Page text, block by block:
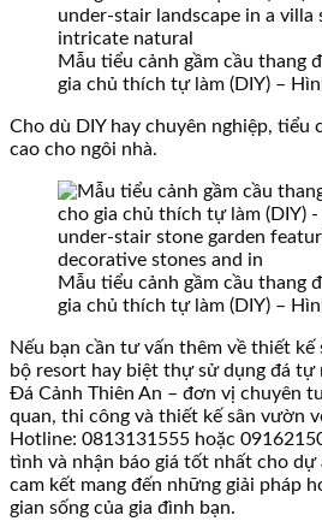
Mẫu tiểu cảnh gầm cầu thang
gia chủ thích tự làm (DIY) –
Cho dù DIY hay chuyên nghiệp, tiểu
cao cho ngôi nhà.
Mẫu tiểu cảnh gầm cầu thang
gia chủ thích tự làm (DIY) –
Nếu bạn cần tư vấn thêm về thiết kế
bộ resort hay biệt thự sử dụng đá tự
Đá Cảnh Thiên An – đơn vị chuyên
quan, thi công và thiết kế sân vườn
Hotline: 0813131555 hoặc
tình và nhận báo giá tốt nhất cho dự
cam kết mang đến những giải pháp
gian sống của gia đình bạn.